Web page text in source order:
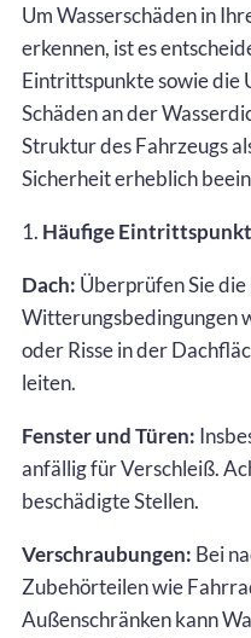
Um Wasserschäden in
erkennen, ist es
Eintrittspunkte sowie die
Schäden an der
Struktur des Fahrzeugs
Sicherheit erheblich
1. Häufige
Dach: Überprüfen Sie
Witterungsbedingungen
oder Risse in der
leiten.
Fenster und Türen:
anfällig für Verschleiß.
beschädigte Stellen.
Verschraubungen: Bei
Zubehörteilen wie
Außenschränken kann